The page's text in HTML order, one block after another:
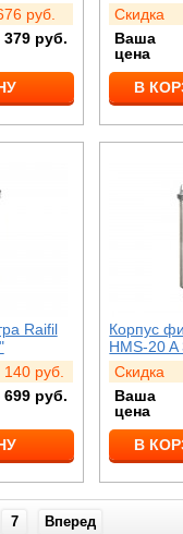
руб.
379руб.
Скидка
Ваша
цена
В
Raifil
140руб.
699руб.
Корпус
HMS-20 A
Скидка
Ваша
цена
В
7 Вперед